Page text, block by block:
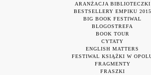
ARANŻACJA BIBLIOTECZKI
BESTSELLERY EMPIKU 2015
BIG BOOK FESTIWAL
BLOGOSTREFA
BOOK TOUR
CYTATY
ENGLISH MATTERS
FESTIWAL KSIĄŻKI W
FRAGMENTY
FRASZKI